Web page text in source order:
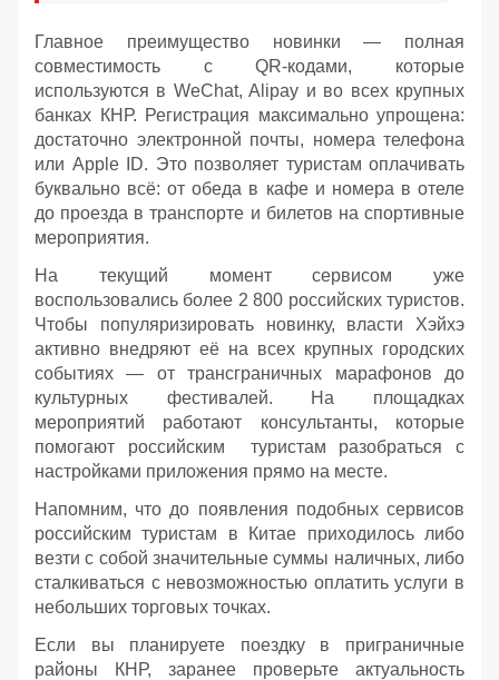
Главное преимущество новинки — полная
совместимость с QR-кодами, которые
используются в WeChat, Alipay и во всех крупных
банках КНР. Регистрация максимально упрощена:
достаточно электронной почты, номера телефона
или Apple ID. Это позволяет туристам оплачивать
буквально всё: от обеда в кафе и номера в отеле
до проезда в транспорте и билетов на спортивные
мероприятия.
На текущий момент сервисом уже
воспользовались более 2 800 российских туристов.
Чтобы популяризировать новинку, власти Хэйхэ
активно внедряют её на всех крупных городских
событиях — от трансграничных марафонов до
культурных фестивалей. На площадках
мероприятий работают консультанты, которые
помогают российским туристам разобраться с
настройками приложения прямо на месте.
Напомним, что до появления подобных сервисов
российским туристам в Китае приходилось либо
везти с собой значительные суммы наличных, либо
сталкиваться с невозможностью оплатить услуги в
небольших торговых точках.
Если вы планируете поездку в приграничные
районы КНР, заранее проверьте актуальность